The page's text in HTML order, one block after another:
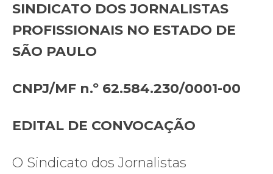
SINDICATO DOS JORNALISTAS
PROFISSIONAIS NO ESTADO DE
SÃO PAULO
CNPJ/MF n.º 62.584.230/0001-00
EDITAL DE CONVOCAÇÃO
O Sindicato dos Jornalistas